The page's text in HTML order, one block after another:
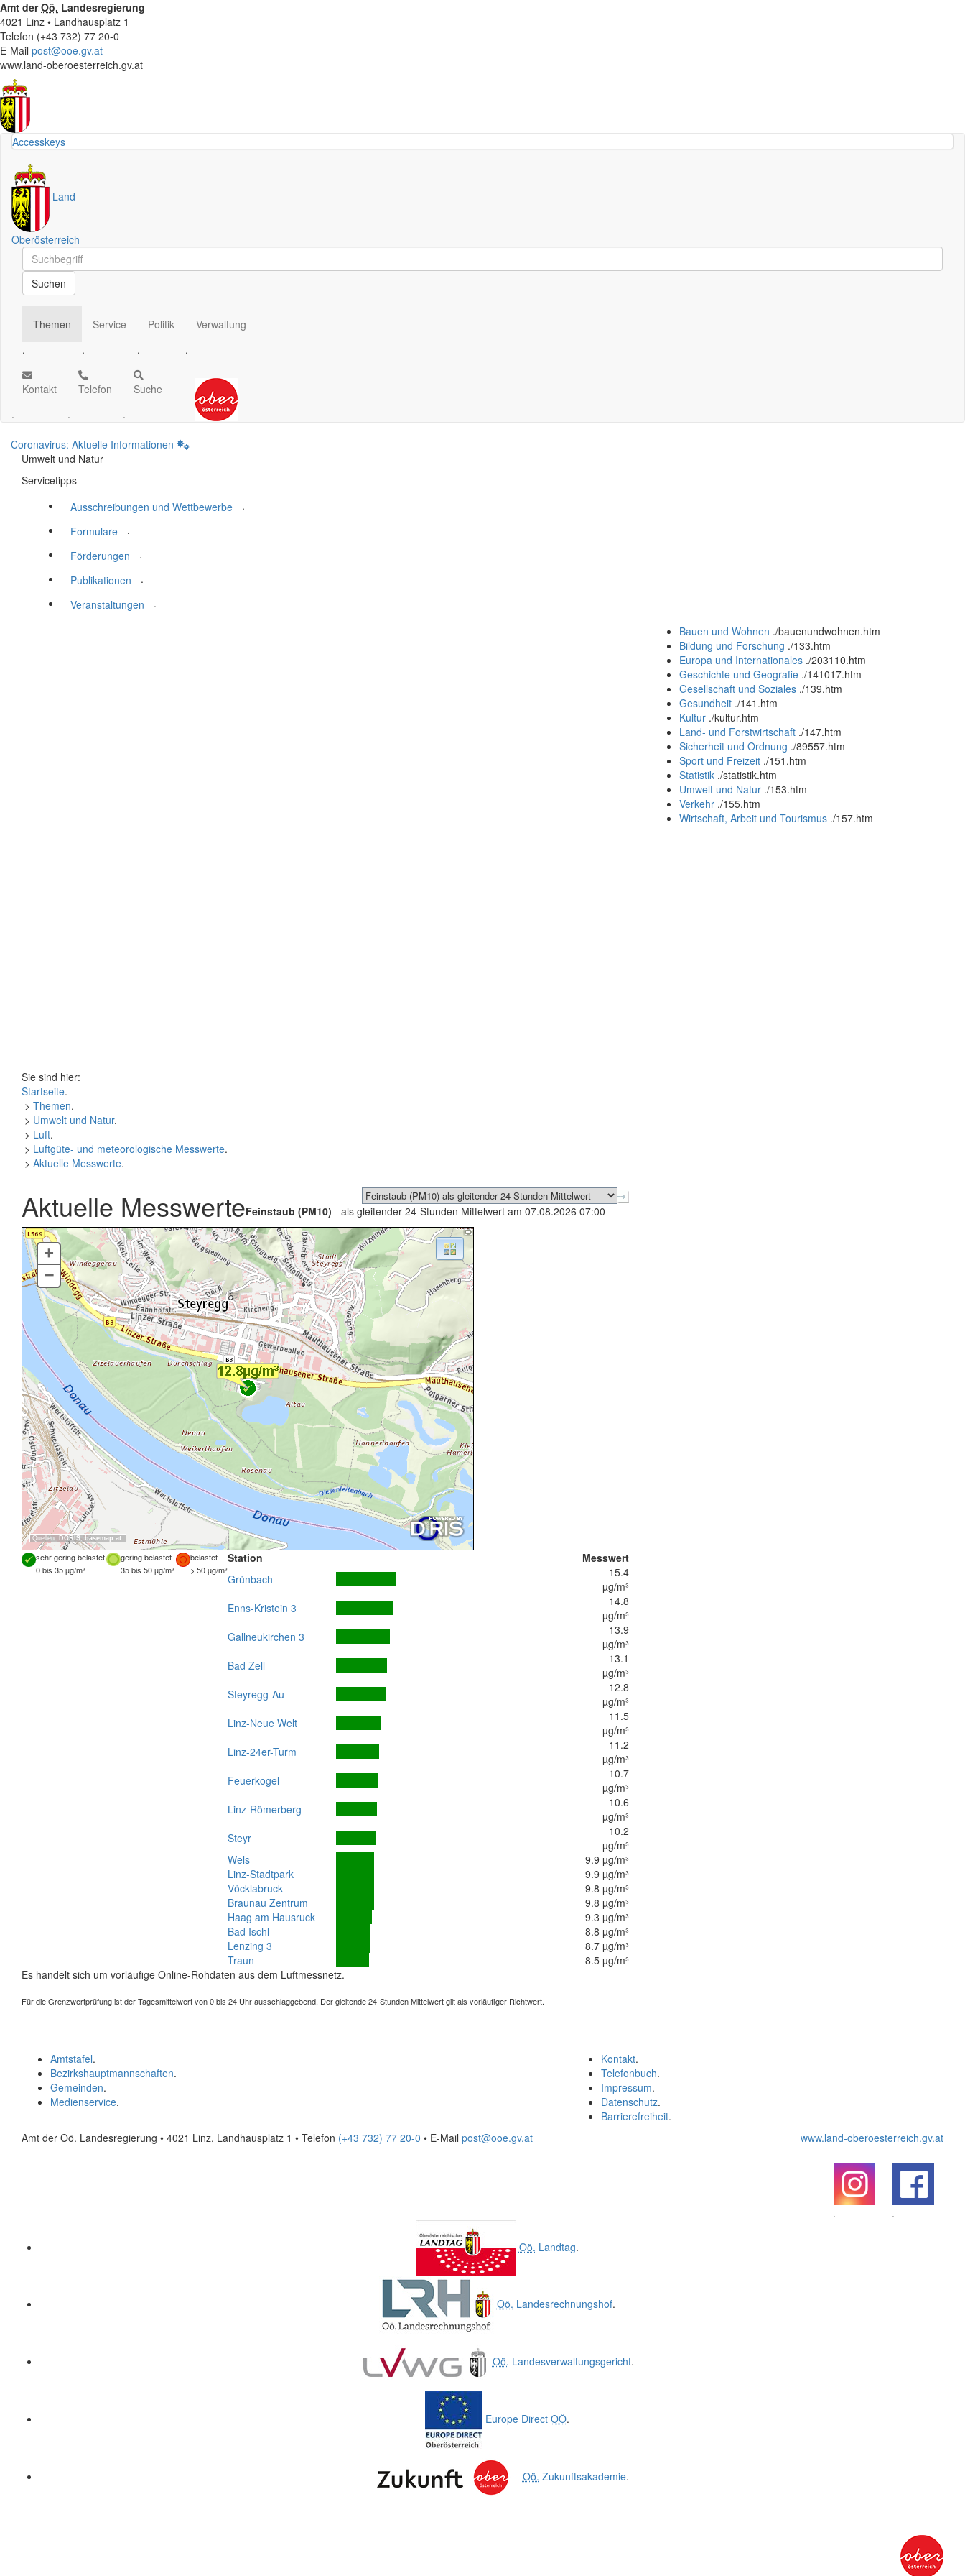
Amt derOö. Landesregierung
4021 Linz • Landhausplatz 1
Telefon (+43 732) 77 20-0
E-Mail post@ooe.gv.at
www.land-oberoesterreich.gv.at
Accesskeys
Land
Oberösterreich
Schnellsuche
Schnellsuche
Suchen
Themen
.
Service
.
Politik
.
Verwaltung
.
Kontakt
.
Telefon
.
Suche
.
Coronavirus: Aktuelle Informationen
Umwelt und Natur
Servicetipps
Ausschreibungen und Wettbewerbe
.
Formulare
.
Förderungen
.
Publikationen
.
Veranstaltungen
.
Bauen und Wohnen ./bauenundwohnen.htm
Bildung und Forschung ./133.htm
Europa und Internationales ./203110.htm
Geschichte und Geografie ./141017.htm
Gesellschaft und Soziales ./139.htm
Gesundheit ./141.htm
Kultur ./kultur.htm
Land- und Forstwirtschaft ./147.htm
Sicherheit und Ordnung ./89557.htm
Sport und Freizeit ./151.htm
Statistik ./statistik.htm
Umwelt und Natur ./153.htm
Verkehr ./155.htm
Wirtschaft, Arbeit und Tourismus ./157.htm
Sie sind hier:
Startseite.
> Themen.
> Umwelt und Natur.
> Luft.
> Luftgüte- und meteorologische Messwerte.
> Aktuelle Messwerte.
Aktuelle MesswerteFeinstaub (PM10) - als gleitender 24-Stunden Mittelwert am 07.08.2026 07:00
Quellen: DORIS, basemap.at
+
–
sehr gering belastet gering belastet
belastet
0 bis 35 µg/m³
35 bis 50 µg/m³ > 50 µg/m³
Station
Messwert
Grünbach
15.4
µg/m³
Enns-Kristein 3
14.8
µg/m³
Gallneukirchen 3
13.9
µg/m³
Bad Zell
13.1
µg/m³
Steyregg-Au
12.8
µg/m³
Linz-Neue Welt
11.5
µg/m³
Linz-24er-Turm
11.2
µg/m³
Feuerkogel
10.7
µg/m³
Linz-Römerberg
10.6
µg/m³
Steyr
10.2
µg/m³
Wels
9.9 µg/m³
Linz-Stadtpark
9.9 µg/m³
Vöcklabruck
9.8 µg/m³
Braunau Zentrum
9.8 µg/m³
Haag am Hausruck
9.3 µg/m³
Bad Ischl
8.8 µg/m³
Lenzing 3
8.7 µg/m³
Traun
8.5 µg/m³
Es handelt sich um vorläufige Online-Rohdaten aus dem Luftmessnetz.
Für die Grenzwertprüfung ist der Tagesmittelwert von 0 bis 24 Uhr ausschlaggebend. Der gleitende 24-Stunden Mittelwert gilt als vorläufiger Richtwert.
Kontakt.
Telefonbuch.
Impressum.
Datenschutz.
Barrierefreiheit.
Amtstafel.
Bezirkshauptmannschaften.
Gemeinden.
Medienservice.
Amt der Oö. Landesregierung • 4021 Linz, Landhausplatz 1 • Telefon (+43 732) 77 20-0 • E-Mail post@ooe.gv.at www.land-oberoesterreich.gv.at
.
.
Oö. Landtag.
Oö. Landesrechnungshof.
Oö. Landesverwaltungsgericht.
Europe Direct OÖ.
Oö. Zukunftsakademie.